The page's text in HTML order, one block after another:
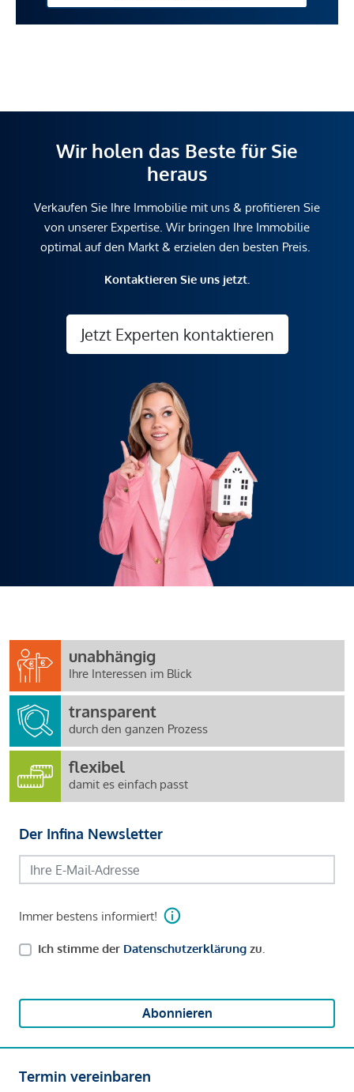
Wir holen das Beste für Sie
heraus
Verkaufen Sie Ihre Immobilie mit uns & profitieren Sie
von unserer Expertise. Wir bringen Ihre Immobilie
optimal auf den Markt & erzielen den besten Preis.
Kontaktieren Sie uns jetzt.
Jetzt Experten kontaktieren
unabhängig
Ihre Interessen im Blick
transparent
durch den ganzen Prozess
flexibel
damit es einfach passt
Der Infina Newsletter
Immer bestens informiert!
Ich stimme der Datenschutzerklärung zu.
Abonnieren
Termin vereinbaren